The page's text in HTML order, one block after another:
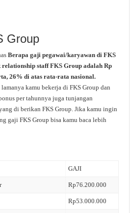
Group
Berapa gaji pegawai/karyawan di FKS
staff FKS Group adalah Rp
26% di atas rata-rata nasional.
kamu bekerja di FKS Group dan
per tahunnya juga tunjangan
di berikan FKS Group. Jika kamu ingin
gaji FKS Group bisa kamu baca lebih
GAJI
Rp76.200.000
Rp53.000.000